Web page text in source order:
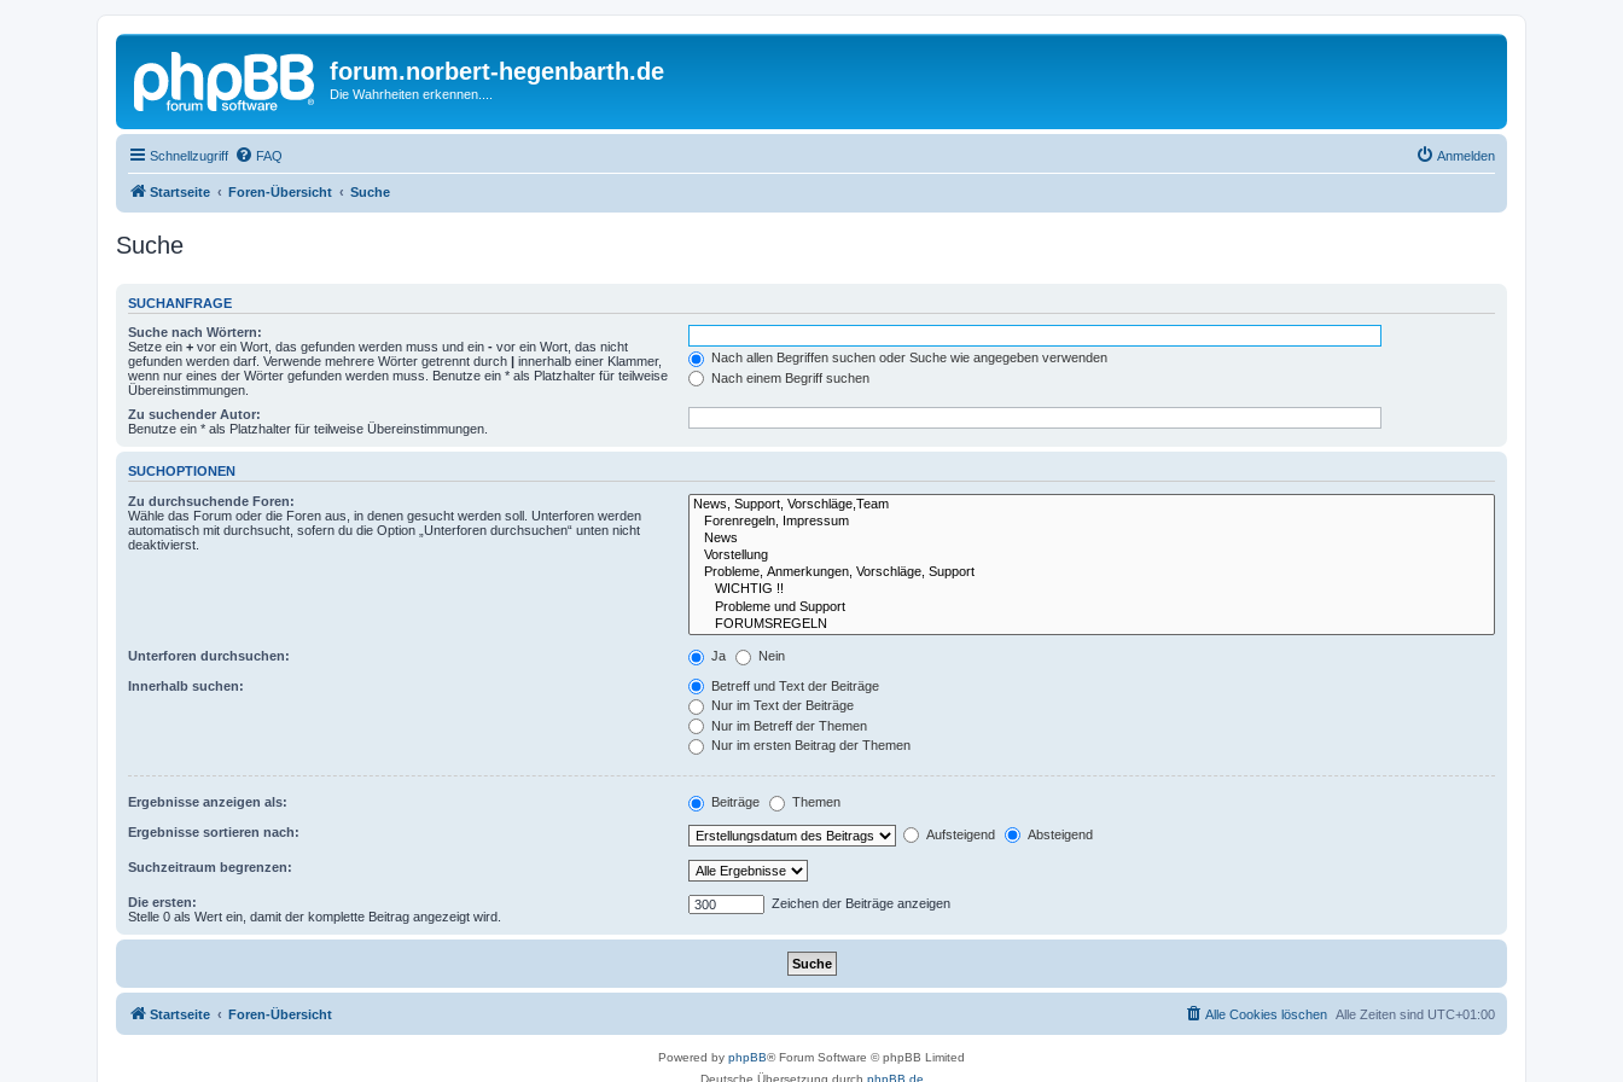
forum.norbert-hegenbarth.de
Die Wahrheiten erkennen....
Schnellzugriff FAQ Anmelden
Startseite Foren-Übersicht Suche
Suche
SUCHANFRAGE
Suche nach Wörtern:
Setze ein + vor ein Wort, das gefunden werden muss und ein - vor ein Wort, das nicht
gefunden werden darf. Verwende mehrere Wörter getrennt durch | innerhalb einer Klammer,
wenn nur eines der Wörter gefunden werden muss. Benutze ein * als Platzhalter für teilweise
Übereinstimmungen.
Nach allen Begriffen suchen oder Suche wie angegeben verwenden
Nach einem Begriff suchen
Zu suchender Autor:
Benutze ein * als Platzhalter für teilweise Übereinstimmungen.
SUCHOPTIONEN
Zu durchsuchende Foren:
Wähle das Forum oder die Foren aus, in denen gesucht werden soll. Unterforen werden
automatisch mit durchsucht, sofern du die Option „Unterforen durchsuchen“ unten nicht
deaktivierst.
Unterforen durchsuchen: Ja Nein
Innerhalb suchen:
Betreff und Text der Beiträge
Nur im Text der Beiträge
Nur im Betreff der Themen
Nur im ersten Beitrag der Themen
Ergebnisse anzeigen als: Beiträge Themen
Ergebnisse sortieren nach: Aufsteigend Absteigend
Suchzeitraum begrenzen:
Die ersten:
Stelle 0 als Wert ein, damit der komplette Beitrag angezeigt wird.
Zeichen der Beiträge anzeigen
Startseite Foren-Übersicht Alle Zeiten sind UTC+01:00
Alle Cookies löschen
Powered by phpBB® Forum Software © phpBB Limited
Deutsche Übersetzung durch phpBB.de